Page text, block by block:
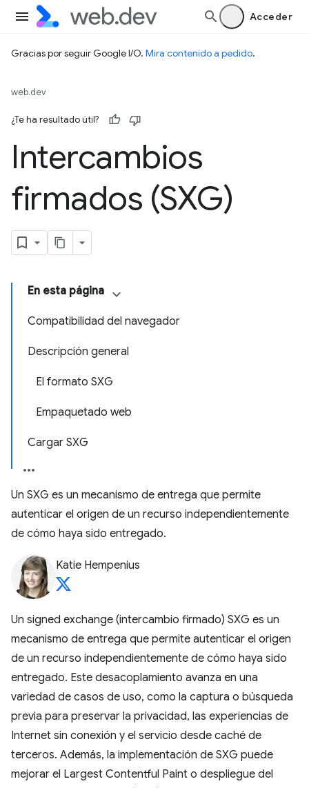
Acceder
Gracias por seguir Google I/O. Mira contenido a pedido.
web.dev
¿Te ha resultado útil?
Intercambios
firmados (SXG)
En esta página
Compatibilidad del navegador
Descripción general
El formato SXG
Empaquetado web
Cargar SXG
Un SXG es un mecanismo de entrega que permite
autenticar el origen de un recurso independientemente
de cómo haya sido entregado.
Katie Hempenius
Un signed exchange (intercambio firmado) SXG es un
mecanismo de entrega que permite autenticar el origen
de un recurso independientemente de cómo haya sido
entregado. Este desacoplamiento avanza en una
variedad de casos de uso, como la captura o búsqueda
previa para preservar la privacidad, las experiencias de
Internet sin conexión y el servicio desde caché de
terceros. Además, la implementación de SXG puede
mejorar el Largest Contentful Paint o despliegue del